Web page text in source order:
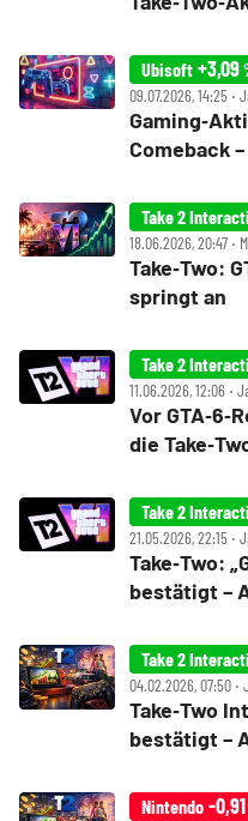
Ubisoft +3,09
09.07.2026, 14:25 ‧
Comeback
Take 2
18.06.2026, 20:47 ‧
Take‑Two:
springt an
Take 2
11.06.2026, 12:06 ‧
Vor
die
Take 2
21.05.2026, 22:15 ‧
Take‑Two:
bestätigt –
Take 2
04.02.2026, 07:50 ‧
Take‑Two
bestätigt –
Nintendo -0,91